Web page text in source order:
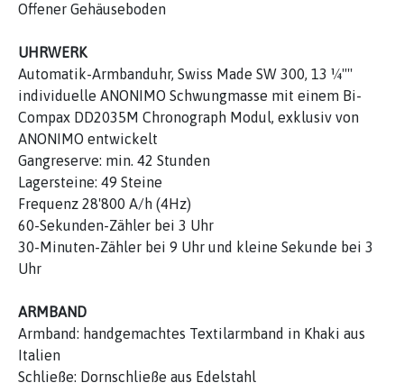
Offener Gehäuseboden
UHRWERK
Automatik-Armbanduhr, Swiss Made SW 300, 13 ¼''''
individuelle ANONIMO Schwungmasse mit einem Bi-
Compax DD2035M Chronograph Modul, exklusiv von
ANONIMO entwickelt
Gangreserve: min. 42 Stunden
Lagersteine: 49 Steine
Frequenz 28'800 A/h (4Hz)
60-Sekunden-Zähler bei 3 Uhr
30-Minuten-Zähler bei 9 Uhr und kleine Sekunde bei 3
Uhr
ARMBAND
Armband: handgemachtes Textilarmband in Khaki aus
Italien
Schließe: Dornschließe aus Edelstahl